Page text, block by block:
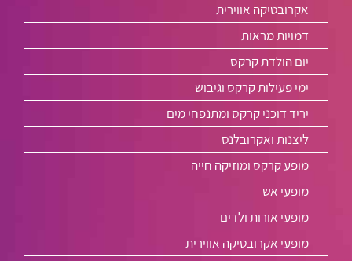
אקרובטיקה אווירית
דמויות מראות
יום הולדת קרקס
ימי פעילות קרקס וגיבוש
יריד דוכני קרקס ומתנפחי מים
ליצנות ואקרובלנס
מופע קרקס ומוזיקה חייה
מופעי אש
מופעי אורות ולדים
מופעי אקרובטיקה אווירית